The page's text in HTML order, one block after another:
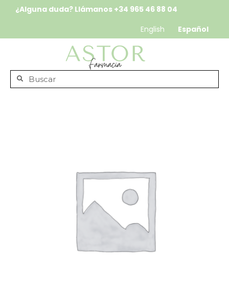
¿Alguna duda? Llámanos +34 965 46 88 04
English
Español